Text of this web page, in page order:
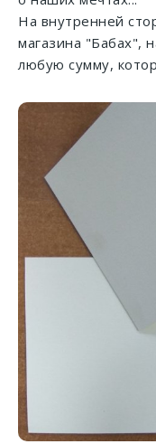
На внутренней
магазина "Бабах",
любую сумму,